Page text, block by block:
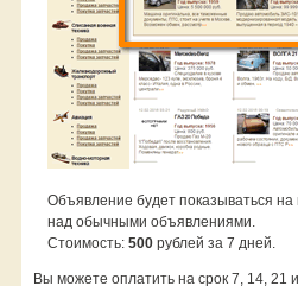
Объявление будет показываться
над обычными объявлениями.
Стоимость: 500 рублей за 7 дней.
Вы можете оплатить на срок 7, 14, 21